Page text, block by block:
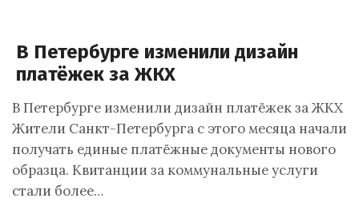
В Петербурге изменили дизайн
платёжек за ЖКХ
В Петербурге изменили дизайн платёжек за ЖКХ
Жители Санкт-Петербурга с этого месяца начали
получать единые платёжные документы нового
образца. Квитанции за коммунальные услуги
стали более…